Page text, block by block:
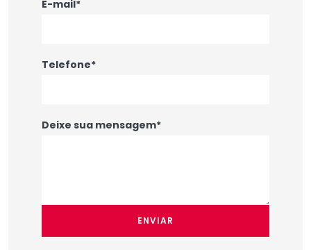
E-mail*
Telefone*
Deixe sua mensagem*
ENVIAR